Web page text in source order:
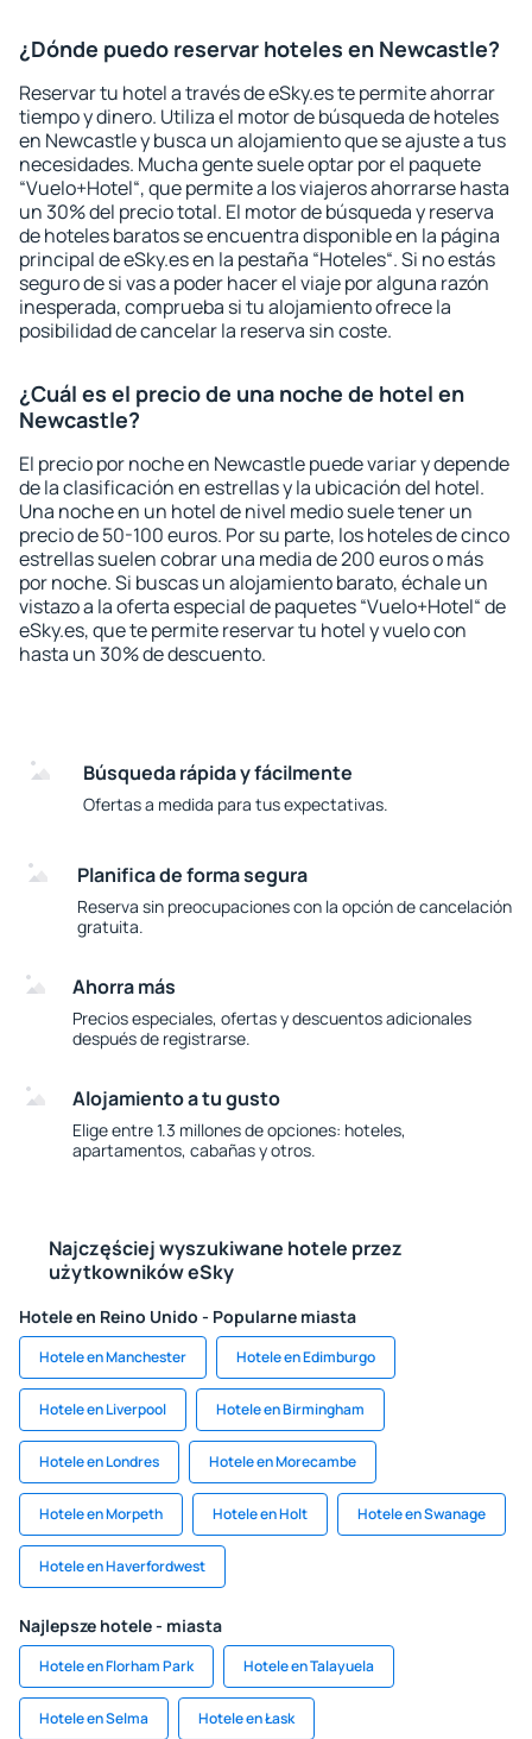
¿Dónde puedo reservar hoteles en Newcastle?
Reservar tu hotel a través de eSky.es te permite ahorrar
tiempo y dinero. Utiliza el motor de búsqueda de hoteles
en Newcastle y busca un alojamiento que se ajuste a tus
necesidades. Mucha gente suele optar por el paquete
“Vuelo+Hotel“, que permite a los viajeros ahorrarse hasta
un 30% del precio total. El motor de búsqueda y reserva
de hoteles baratos se encuentra disponible en la página
principal de eSky.es en la pestaña “Hoteles“. Si no estás
seguro de si vas a poder hacer el viaje por alguna razón
inesperada, comprueba si tu alojamiento ofrece la
posibilidad de cancelar la reserva sin coste.
¿Cuál es el precio de una noche de hotel en
Newcastle?
El precio por noche en Newcastle puede variar y depende
de la clasificación en estrellas y la ubicación del hotel.
Una noche en un hotel de nivel medio suele tener un
precio de 50-100 euros. Por su parte, los hoteles de cinco
estrellas suelen cobrar una media de 200 euros o más
por noche. Si buscas un alojamiento barato, échale un
vistazo a la oferta especial de paquetes “Vuelo+Hotel“ de
eSky.es, que te permite reservar tu hotel y vuelo con
hasta un 30% de descuento.
Búsqueda rápida y fácilmente
Ofertas a medida para tus expectativas.
Planifica de forma segura
Reserva sin preocupaciones con la opción de cancelación
gratuita.
Ahorra más
Precios especiales, ofertas y descuentos adicionales
después de registrarse.
Alojamiento a tu gusto
Elige entre 1.3 millones de opciones: hoteles,
apartamentos, cabañas y otros.
Najczęściej wyszukiwane hotele przez
użytkowników eSky
Hotele en Reino Unido - Popularne miasta
Hotele en Manchester Hotele en Edimburgo
Hotele en Liverpool Hotele en Birmingham
Hotele en Londres Hotele en Morecambe
Hotele en Morpeth Hotele en Holt Hotele en Swanage
Hotele en Haverfordwest
Najlepsze hotele - miasta
Hotele en Florham Park Hotele en Talayuela
Hotele en Selma Hotele en Łask